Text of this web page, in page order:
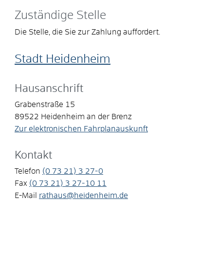
Zuständige Stelle
Die Stelle, die Sie zur Zahlung auffordert.
Stadt Heidenheim
Hausanschrift
Grabenstraße 15
89522 Heidenheim an der Brenz
Zur elektronischen Fahrplanauskunft
Kontakt
Telefon (0 73 21) 3 27-0
Fax (0 73 21) 3 27-10 11
E-Mail
rathaus@heidenheim.de